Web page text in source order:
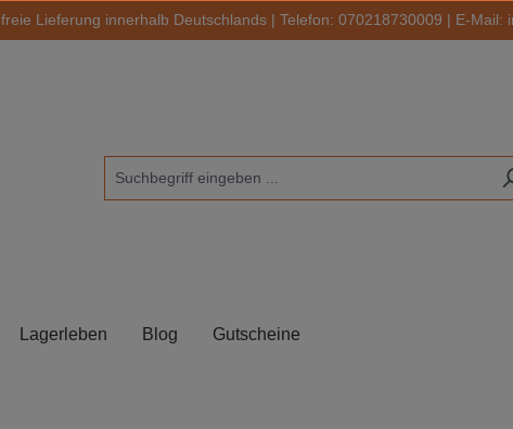
Lieferung innerhalb Deutschlands | Telefon: 070218730009 | E-Mail:
Lagerleben Blog Gutscheine